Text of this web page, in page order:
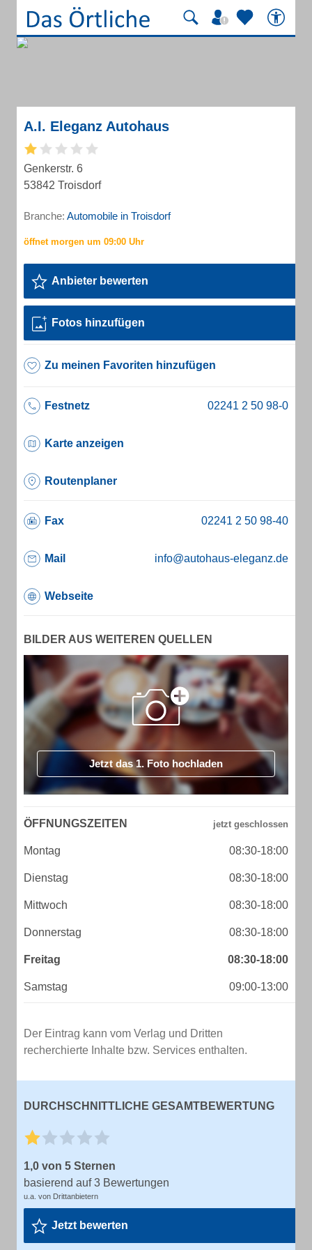
A.I. Eleganz Autohaus
Genkerstr. 6
53842 Troisdorf
Branche: Automobile in Troisdorf
Anbieter bewerten
Fotos hinzufügen
Zu meinen Favoriten hinzufügen
Festnetz
Karte anzeigen
Routenplaner
Fax
Mail info@autohaus-eleganz.de
Webseite
BILDER AUS WEITEREN QUELLEN
Jetzt das 1. Foto hochladen
ÖFFNUNGSZEITEN
Montag 08:30-18:00
Dienstag 08:30-18:00
Mittwoch 08:30-18:00
Donnerstag 08:30-18:00
Freitag 08:30-18:00
Samstag 09:00-13:00
Der Eintrag kann vom Verlag und Dritten
recherchierte Inhalte bzw. Services enthalten.
DURCHSCHNITTLICHE GESAMTBEWERTUNG
1,0 von 5 Sternen
basierend auf 3 Bewertungen
u.a. von Drittanbietern
Jetzt bewerten